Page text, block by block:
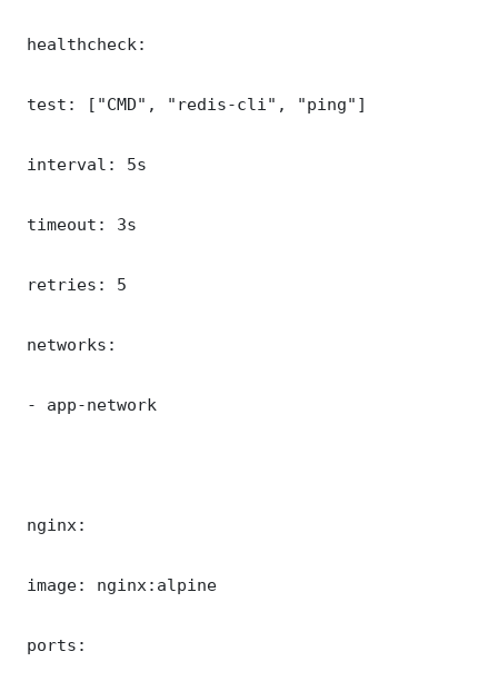
healthcheck:
test: ["CMD", "redis-cli", "ping"]
interval: 5s
timeout: 3s
retries: 5
networks:
- app-network
nginx:
image: nginx:alpine
ports: